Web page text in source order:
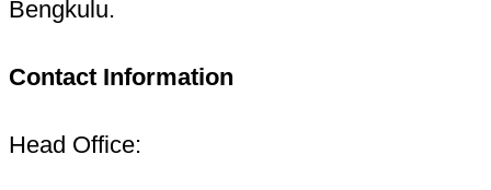
Bengkulu.
Contact Information
Head Office: